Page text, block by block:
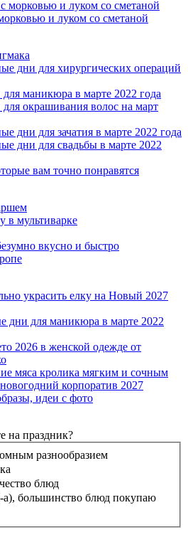
и луком со сметаной
дни для хирургических операций
маникюра в марте 2022 года
окрашивания волос на март
дни для зачатия в марте 2022 года
дни для свадьбы в марте 2022
вам точно понравятся
в мультиварке
вкусно и быстро
украсить елку на Новый 2027
дни для маникюра в марте 2022
2026 в женской одежде от
мяса кролика мягким и сочным
корпоратив 2027
идеи с фото
на праздник?
разнообразием
блюд
а), большинство блюд покупаю